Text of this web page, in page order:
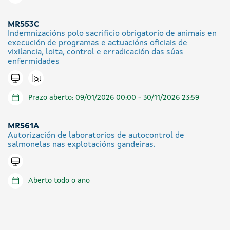
MR553C
Indemnizacións polo sacrificio obrigatorio de animais en
execución de programas e actuacións oficiais de
vixilancia, loita, control e erradicación das súas
enfermidades
Tramitar en liña
Icono presencial
Prazo aberto: 09/01/2026 00:00 - 30/11/2026 23:59
MR561A
Autorización de laboratorios de autocontrol de
salmonelas nas explotacións gandeiras.
Tramitar en liña
Aberto todo o ano